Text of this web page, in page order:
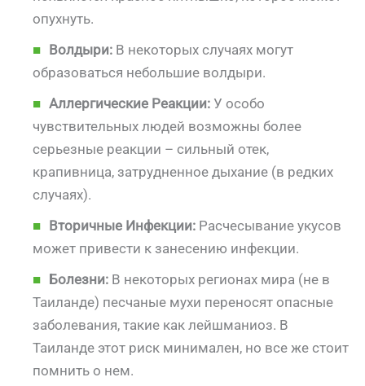
опухнуть.
Волдыри: В некоторых случаях могут
образоваться небольшие волдыри.
Аллергические Реакции: У особо
чувствительных людей возможны более
серьезные реакции – сильный отек,
крапивница, затрудненное дыхание (в редких
случаях).
Вторичные Инфекции: Расчесывание укусов
может привести к занесению инфекции.
Болезни: В некоторых регионах мира (не в
Таиланде) песчаные мухи переносят опасные
заболевания, такие как лейшманиоз. В
Таиланде этот риск минимален, но все же стоит
помнить о нем.